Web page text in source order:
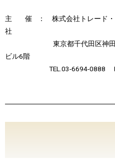
主 催 ： 株式会社トレード・
社
東京都千代田区神田須田
ビル6階
TEL.03-6694-0888